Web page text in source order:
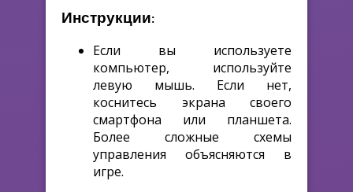
Инструкции:
Если вы используете
компьютер, используйте
левую мышь. Если нет,
коснитесь экрана своего
смартфона или планшета.
Более сложные схемы
управления объясняются в
игре.